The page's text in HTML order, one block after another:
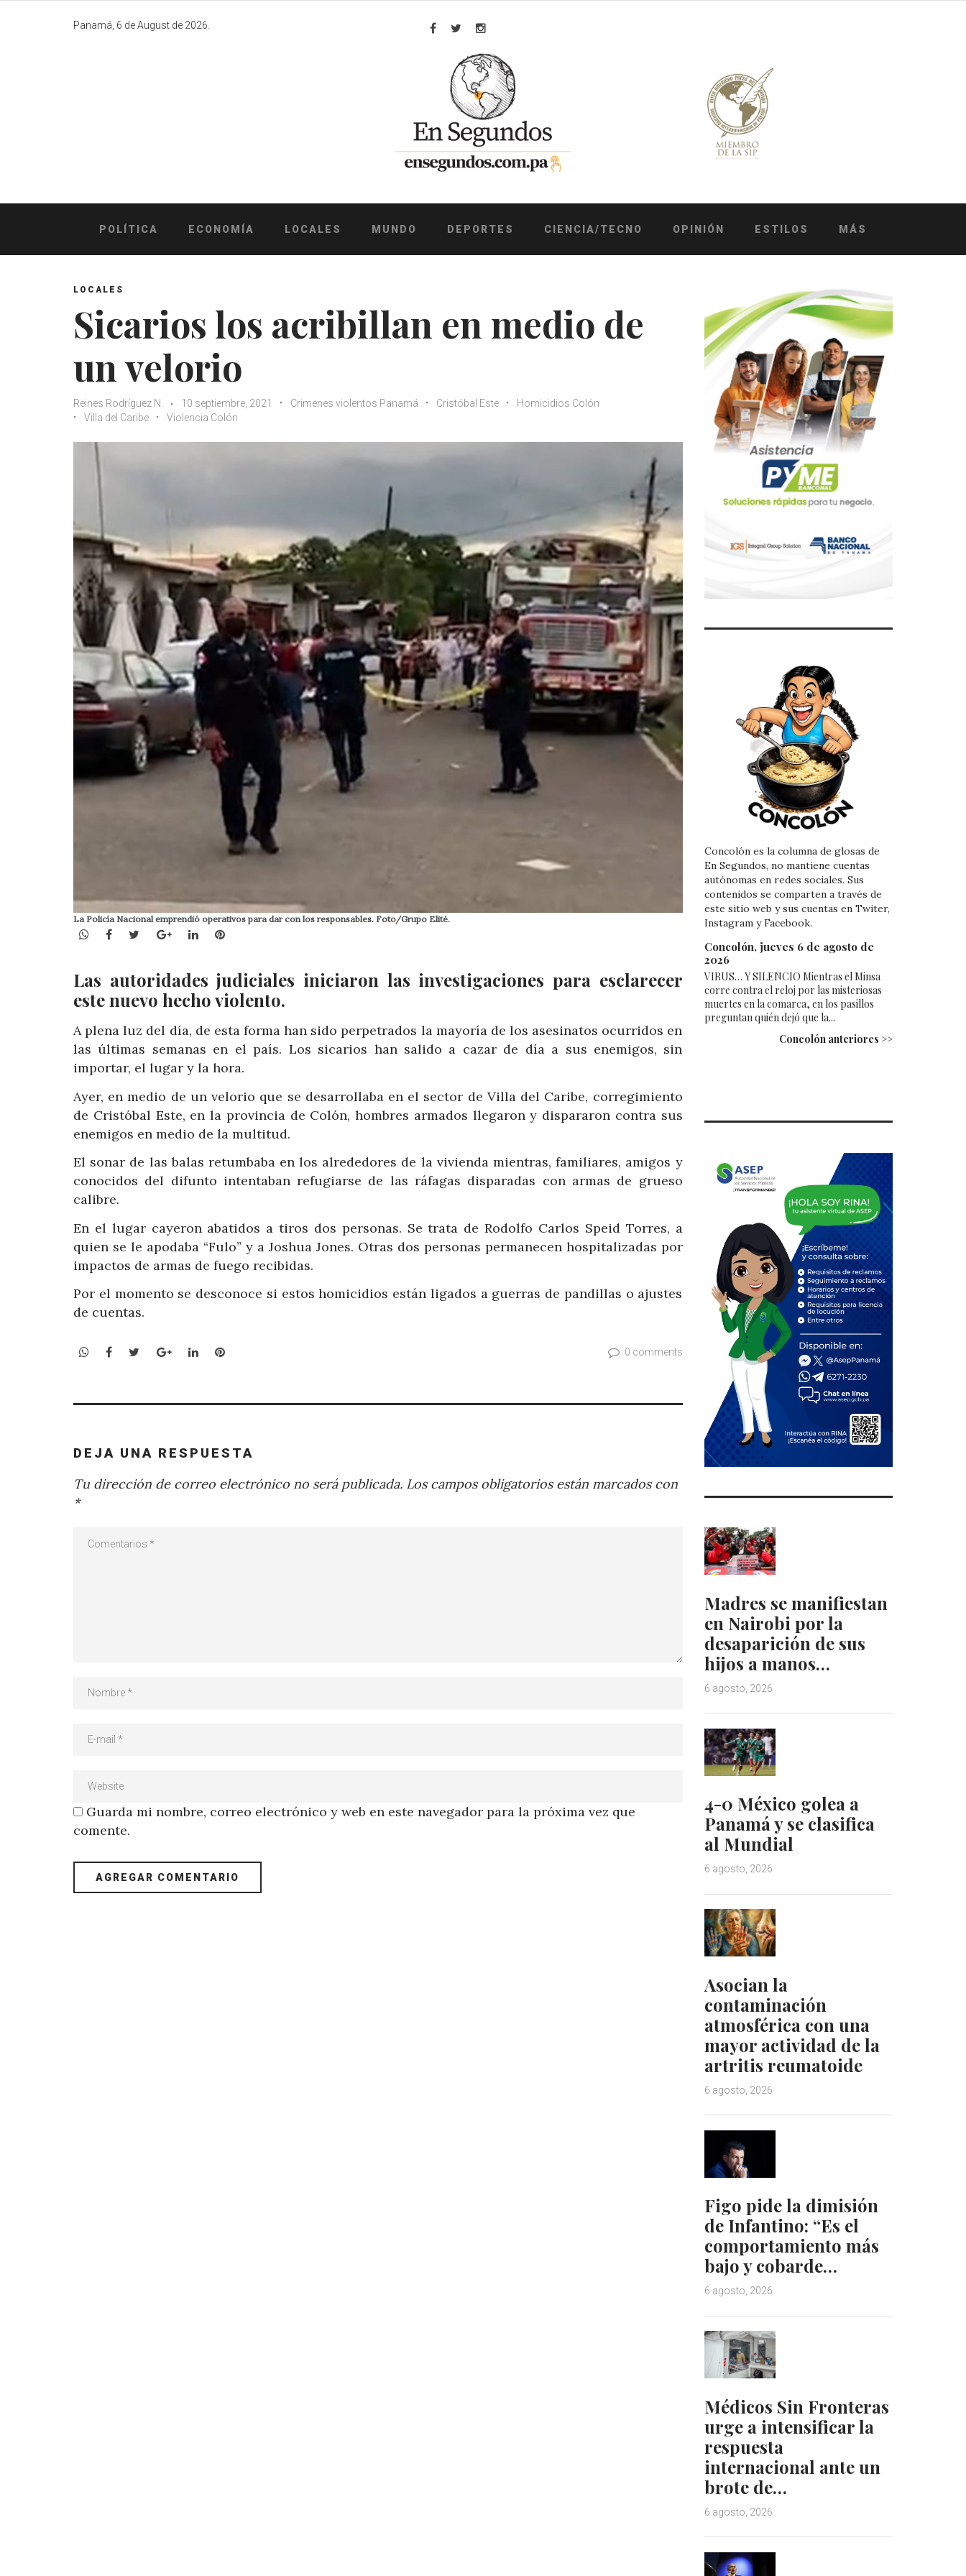
Panamá, 6 de August de 2026.
Facebook
TwitterInstagram
POLÍTICA ECONOMÍA LOCALES MUNDO DEPORTES CIENCIA/TECNO OPINIÓN ESTILOS MÁS
LOCALES
Sicarios los acribillan en medio de
un velorio
Reines Rodríguez N. 10 septiembre, 2021 Crimenes violentos Panamá Cristóbal Este
Homicidios Colón
Villa del Caribe
Violencia Colón
La Policía Nacional emprendió operativos para dar con los responsables. Foto/Grupo Elité.
WhatsApp
Facebook
TwitterGoogle+LinkedInPinterest
Las autoridades judiciales iniciaron las investigaciones para esclarecer
este nuevo hecho violento.
A plena luz del día, de esta forma han sido perpetrados la mayoría de los asesinatos ocurridos en
las últimas semanas en el país. Los sicarios han salido a cazar de día a sus enemigos, sin
importar, el lugar y la hora.
Ayer, en medio de un velorio que se desarrollaba en el sector de Villa del Caribe, corregimiento
de Cristóbal Este, en la provincia de Colón, hombres armados llegaron y dispararon contra sus
enemigos en medio de la multitud.
El sonar de las balas retumbaba en los alrededores de la vivienda mientras, familiares, amigos y
conocidos del difunto intentaban refugiarse de las ráfagas disparadas con armas de grueso
calibre.
En el lugar cayeron abatidos a tiros dos personas. Se trata de Rodolfo Carlos Speid Torres, a
quien se le apodaba “Fulo” y a Joshua Jones. Otras dos personas permanecen hospitalizadas por
impactos de armas de fuego recibidas.
Por el momento se desconoce si estos homicidios están ligados a guerras de pandillas o ajustes
de cuentas.
WhatsApp
Facebook
TwitterGoogle+LinkedInPinterest 0 comments
DEJA UNA RESPUESTA
Tu dirección de correo electrónico no será publicada. Los campos obligatorios están marcados con
*
Guarda mi nombre, correo electrónico y web en este navegador para la próxima vez que
comente.
Concolón es la columna de glosas de
En Segundos, no mantiene cuentas
autónomas en redes sociales. Sus
contenidos se comparten a través de
este sitio web y sus cuentas en Twiter,
Instagram y Facebook.
Concolón, jueves 6 de agosto de
2026
VIRUS… Y SILENCIO Mientras el Minsa
corre contra el reloj por las misteriosas
muertes en la comarca, en los pasillos
preguntan quién dejó que la...
Concolón anteriores >>
Madres se manifiestan
en Nairobi por la
desaparición de sus
hijos a manos…
6 agosto, 2026
4-0 México golea a
Panamá y se clasifica
al Mundial
6 agosto, 2026
Asocian la
contaminación
atmosférica con una
mayor actividad de la
artritis reumatoide
6 agosto, 2026
Figo pide la dimisión
de Infantino: “Es el
comportamiento más
bajo y cobarde…
6 agosto, 2026
Médicos Sin Fronteras
urge a intensificar la
respuesta
internacional ante un
brote de…
6 agosto, 2026